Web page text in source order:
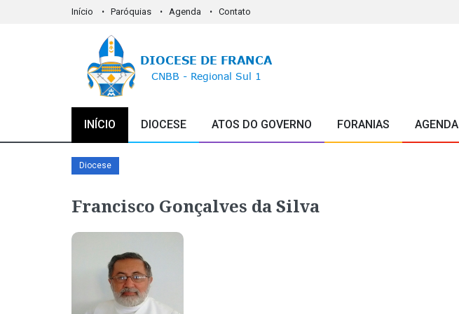
Início Paróquias Agenda Contato
INÍCIO DIOCESE ATOS DO GOVERNO FORANIAS AGENDA
Diocese
Francisco Gonçalves da Silva